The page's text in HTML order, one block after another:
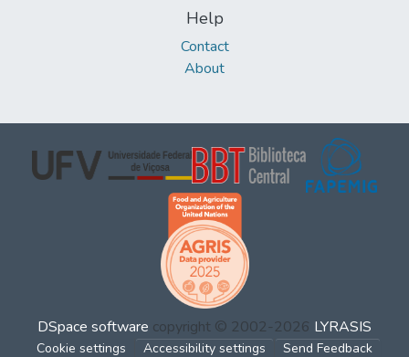
Help
Contact
About
DSpace software copyright © 2002-2026 LYRASIS
Cookie settings Accessibility settings Send Feedback